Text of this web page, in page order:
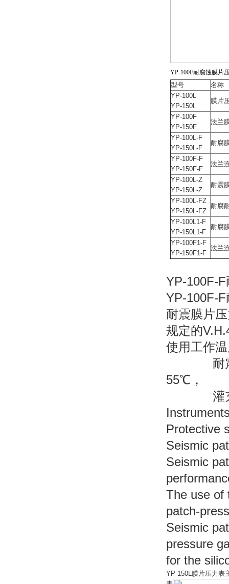
YP-100F耐腐蚀膜片
型号
名称
YP-100L
YP-150L
膜片
YP-100F
YP-150F
法兰
YP-100L-F
YP-150L-F
耐腐
YP-100F-F
YP-150F-F
法兰
YP-100L-Z
YP-150L-Z
耐震
YP-100L-FZ
YP-150L-FZ
耐腐
YP-100L1-F
YP-150L1-F
耐腐
YP-100F1-F
YP-150F1-F
法兰
YP-100F-
YP-100F-
耐震膜片
规定的
使用工作
耐震膜
55℃，
灌充液
Protective
Seismic
Seismic
The use of
patch-
Seismic
pressure
for the
YP-150L膜片压力表